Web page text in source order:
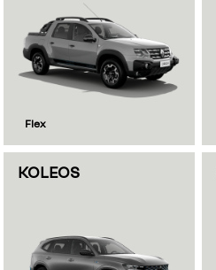
Flex
KOLEOS